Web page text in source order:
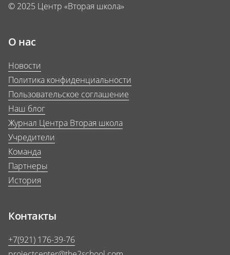
© 2025 Центр «Вторая школа»
О нас
Новости
Политика конфиденциальности
Пользовательское соглашение
Наш блог
Журнал Центра Вторая школа
Учредители
Команда
Партнеры
История
Контакты
+7(921) 176-39-76